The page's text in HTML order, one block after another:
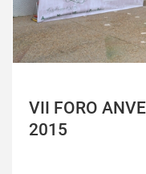
VII FORO
2015